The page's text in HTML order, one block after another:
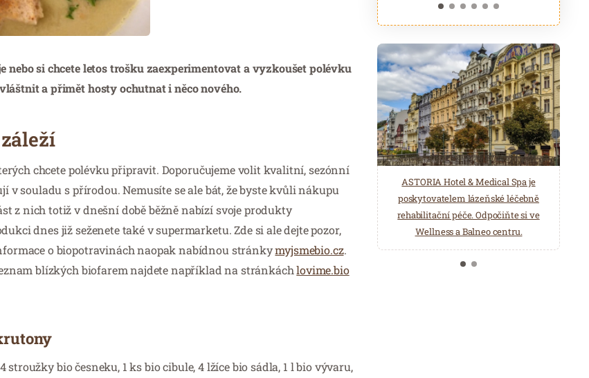
nebo si chcete letos trošku zaexperimentovat a vyzkoušet polévku
a přimět hosty ochutnat i něco nového.
chcete polévku připravit. Doporučujeme volit kvalitní, sezónní
souladu s přírodou. Nemusíte se ale bát, že byste kvůli nákupu
z nich totiž v dnešní době běžně nabízí svoje produkty
dnes již seženete také v supermarketu. Zde si ale dejte pozor,
o biopotravinách naopak nabídnou stránkymyjsmebio.cz.
blízkých biofarem najdete například na stránkáchlovime.bio
bio česneku, 1 ks bio cibule, 4 lžíce bio sádla, 1 l bio vývaru,
ASTORIA Hotel & Medical Spa je
poskytovatelem lázeňské léčebně
rehabilitační péče. Odpočiňte si ve
Wellness a Balneo centru.
Belgická značka Aromen nabízí
přírodní produkty pro wellness a
saunová centra. Éterické oleje,
hydroláty, esence pro parní lázně…